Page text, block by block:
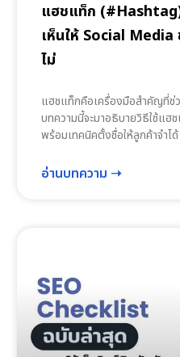
แฮชแท็ก (#Hashtag)
เห็นให้ Social Media
ไม่
แฮชแท็กคือเครื่องมือสำคัญที่ช่ว
บทความนี้จะมาอธิบายวิธีใช้แฮ
พร้อมเทคนิคตั้งชื่อให้ลูกค้าจำได้
อ่านบทความ ➝